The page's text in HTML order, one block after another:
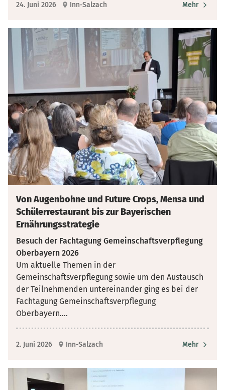
24. Juni 2026 Inn-Salzach Mehr
Von Augenbohne und Future Crops, Mensa und
Schülerrestaurant bis zur Bayerischen
Ernährungsstrategie
Besuch der Fachtagung Gemeinschaftsverpflegung
Oberbayern 2026
Um aktuelle Themen in der
Gemeinschaftsverpflegung sowie um den Austausch
der Teilnehmenden untereinander ging es bei der
Fachtagung Gemeinschaftsverpflegung
Oberbayern....
2. Juni 2026 Inn-Salzach Mehr